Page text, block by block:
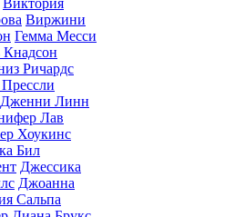
Виктория
Виржини
Гемма Месси
Кнадсон
Ричардс
Дженни Линн
Лав
Хоукинс
Бил
Джессика
Джоанна
Сальпа